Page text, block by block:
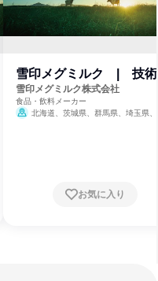
雪印メグミルク | 技術
雪印メグミルク株式会社
食品・飲料メーカー
北海道、茨城県、群馬県、埼玉県
お気に入り